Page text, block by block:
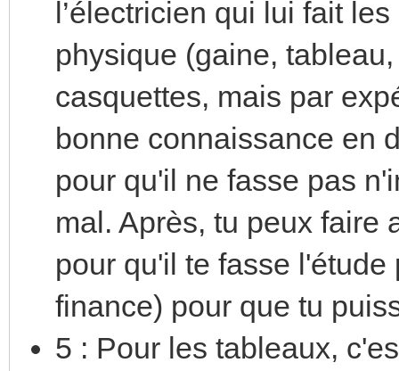
l’électricien qui lui fait
physique (gaine,
casquettes, mais par
bonne connaissance en
pour qu'il ne fasse pas
mal. Après, tu peux faire
pour qu'il te fasse
finance) pour que tu
5 : Pour les tableaux,